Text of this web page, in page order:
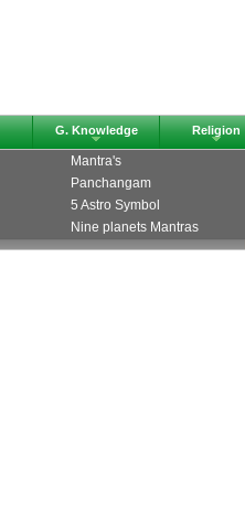
G. Knowledge Religion
Mantra's
Panchangam
5 Astro Symbol
Nine planets Mantras